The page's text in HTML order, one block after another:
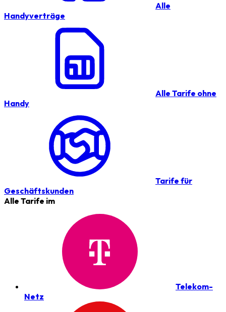
Alle
Handyverträge
Alle Tarife ohne
Handy
Tarife für
Geschäftskunden
Alle Tarife im
Telekom-
Netz